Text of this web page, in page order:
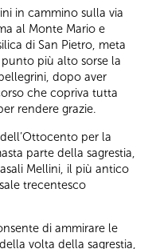
in cammino sulla via
al Monte Mario e
di San Pietro, meta
più alto sorse la
dopo aver
che copriva tutta
rendere grazie.
per la
parte della sagrestia,
Mellini, il più antico
trecentesco
di ammirare le
volta della sagrestia,